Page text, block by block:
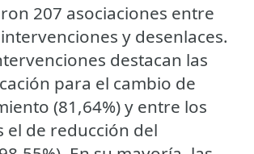
207 asociaciones entre
y desenlaces.
destacan las
para el cambio de
(81,64%) y entre los
el de reducción del